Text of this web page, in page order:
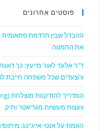
פוסטים אחרונים
ההבדל שבין תרדמת פתאומית
את התמונה
ד"ר אלעד לאור מייעץ: כך
והצעדים שכל משפחה חייבת
וועצות מעשיות מגריאטר ותיק
האמת על אנטי-אייג'ינג: